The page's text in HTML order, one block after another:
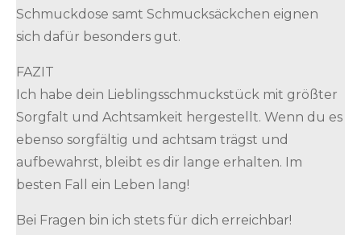
Schmuckdose samt Schmucksäckchen eignen
sich dafür besonders gut.
FAZIT
Ich habe dein Lieblingsschmuckstück mit größter
Sorgfalt und Achtsamkeit hergestellt. Wenn du es
ebenso sorgfältig und achtsam trägst und
aufbewahrst, bleibt es dir lange erhalten. Im
besten Fall ein Leben lang!
Bei Fragen bin ich stets für dich erreichbar!